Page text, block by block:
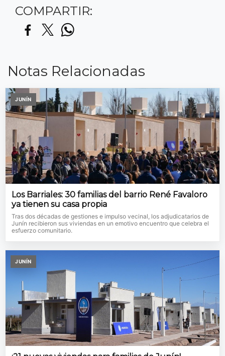
COMPARTIR:
Notas Relacionadas
JUNÍN
Los Barriales: 30 familias del barrio René Favaloro
ya tienen su casa propia
Tras dos décadas de gestiones e impulso vecinal, los adjudicatarios de
Junín recibieron sus viviendas en un emotivo encuentro que celebra el
esfuerzo comunitario.
JUNÍN